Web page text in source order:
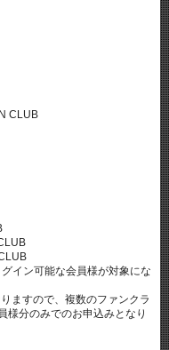
CLUB
イン可能な会員様が対象にな
ますので、複数のファンクラ
様分のみでのお申込みとなり